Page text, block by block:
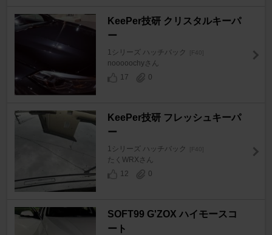
KeePer技研 クリスタルキーパ
ー
1シリーズ ハッチバック [F40]
nooooochyさん
17
0
KeePer技研 フレッシュキーパ
ー
1シリーズ ハッチバック [F40]
たくWRXさん
12
0
SOFT99 G'ZOX ハイモースコ
ート